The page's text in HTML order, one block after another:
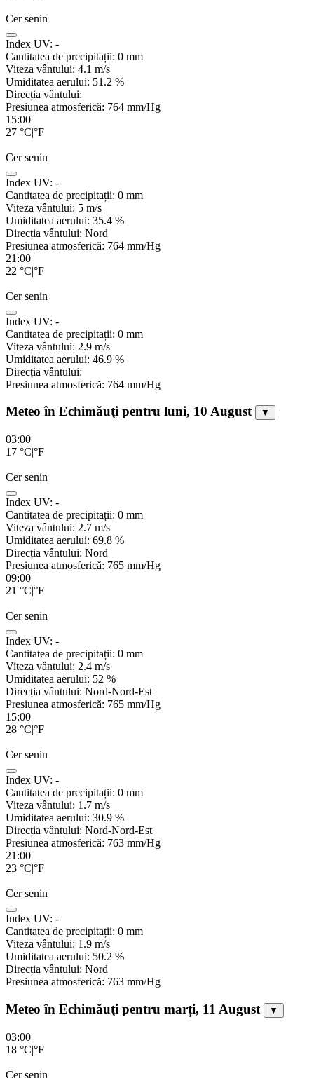
Cer senin
Index UV: -
Cantitatea de precipitații: 0 mm
Viteza vântului: 4.1 m/s
Umiditatea aerului: 51.2 %
Direcția vântului:
Presiunea atmosferică: 764 mm/Hg
15:00
27 °C|°F
Cer senin
Index UV: -
Cantitatea de precipitații: 0 mm
Viteza vântului: 5 m/s
Umiditatea aerului: 35.4 %
Direcția vântului: Nord
Presiunea atmosferică: 764 mm/Hg
21:00
22 °C|°F
Cer senin
Index UV: -
Cantitatea de precipitații: 0 mm
Viteza vântului: 2.9 m/s
Umiditatea aerului: 46.9 %
Direcția vântului:
Presiunea atmosferică: 764 mm/Hg
Meteo în Echimăuţi pentru luni, 10 August ▼
03:00
17 °C|°F
Cer senin
Index UV: -
Cantitatea de precipitații: 0 mm
Viteza vântului: 2.7 m/s
Umiditatea aerului: 69.8 %
Direcția vântului: Nord
Presiunea atmosferică: 765 mm/Hg
09:00
21 °C|°F
Cer senin
Index UV: -
Cantitatea de precipitații: 0 mm
Viteza vântului: 2.4 m/s
Umiditatea aerului: 52 %
Direcția vântului: Nord-Nord-Est
Presiunea atmosferică: 765 mm/Hg
15:00
28 °C|°F
Cer senin
Index UV: -
Cantitatea de precipitații: 0 mm
Viteza vântului: 1.7 m/s
Umiditatea aerului: 30.9 %
Direcția vântului: Nord-Nord-Est
Presiunea atmosferică: 763 mm/Hg
21:00
23 °C|°F
Cer senin
Index UV: -
Cantitatea de precipitații: 0 mm
Viteza vântului: 1.9 m/s
Umiditatea aerului: 50.2 %
Direcția vântului: Nord
Presiunea atmosferică: 763 mm/Hg
Meteo în Echimăuţi pentru marți, 11 August ▼
03:00
18 °C|°F
Cer senin